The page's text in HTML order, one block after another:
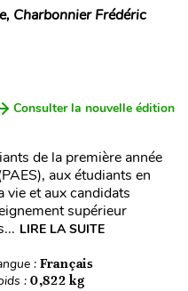
Charbonnier Frédéric
Consulter la nouvelle édition
de la première année
aux étudiants en
vie et aux candidats
supérieur
LIRE LA SUITE
: Français
: 0,822 kg